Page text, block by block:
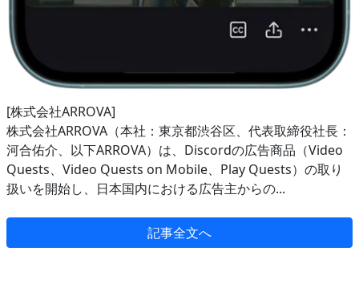
[株式会社ARROVA]
株式会社ARROVA（本社：東京都渋谷区、代表取締役社長：
河合佑介、以下ARROVA）は、Discordの広告商品（Video
Quests、Video Quests on Mobile、Play Quests）の取り
扱いを開始し、日本国内における広告主からの...
記事全文へ